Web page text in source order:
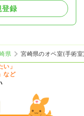
登録
県
宮崎県のオペ室(手術
い」
など